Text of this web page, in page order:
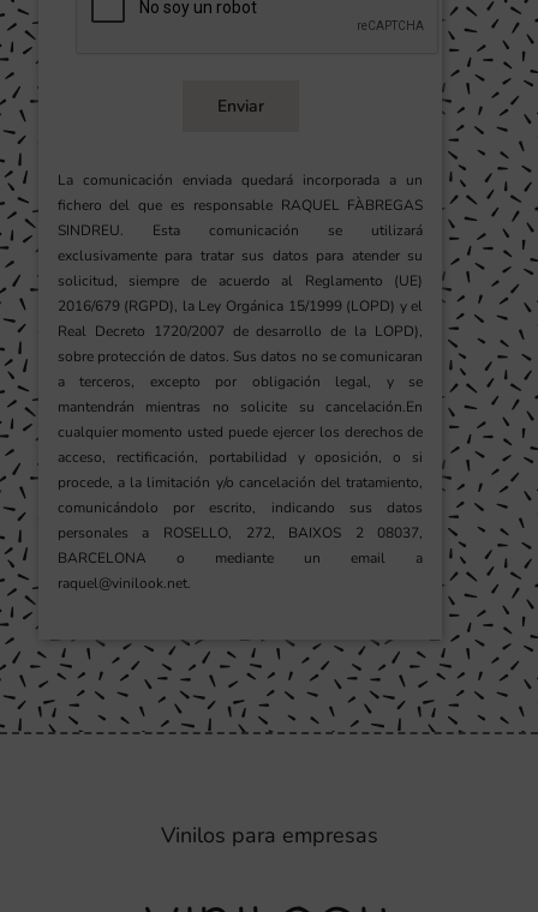
Enviar
La comunicación enviada quedará incorporada a un
fichero del que es responsable RAQUEL FÀBREGAS
SINDREU. Esta comunicación se utilizará
exclusivamente para tratar sus datos para atender su
solicitud, siempre de acuerdo al Reglamento (UE)
2016/679 (RGPD), la Ley Orgánica 15/1999 (LOPD) y el
Real Decreto 1720/2007 de desarrollo de la LOPD),
sobre protección de datos. Sus datos no se comunicaran
a terceros, excepto por obligación legal, y se
mantendrán mientras no solicite su cancelación.En
cualquier momento usted puede ejercer los derechos de
acceso, rectificación, portabilidad y oposición, o si
procede, a la limitación y/o cancelación del tratamiento,
comunicándolo por escrito, indicando sus datos
personales a ROSELLO, 272, BAIXOS 2 08037,
BARCELONA o mediante un email a
raquel@vinilook.net.
Vinilos para empresas